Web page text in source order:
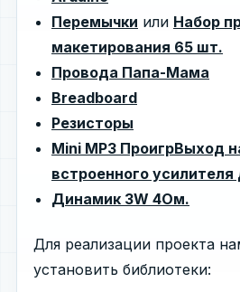
Перемычки или Набор
макетирования 65 шт.
Провода Папа-Мама
Breadboard
Резисторы
Mini MP3 ПроигрВыход
встроенного усилителя
Динамик 3W 4Ом.
Для реализации проекта
установить библиотеки: